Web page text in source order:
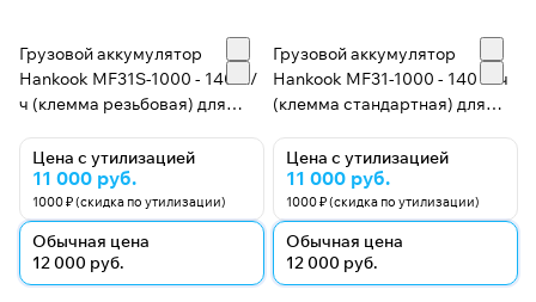
Грузовой аккумулятор
Hankook MF31S-1000 - 140 А/
ч (клемма резьбовая) для
Цена с утилизацией
11 000 руб.
1000 ₽ (скидка по утилизации)
Обычная цена
12 000 руб.
Грузовой аккумулятор
Hankook MF31-1000 - 140 А/ч
(клемма стандартная) для
Цена с утилизацией
11 000 руб.
1000 ₽ (скидка по утилизации)
Обычная цена
12 000 руб.